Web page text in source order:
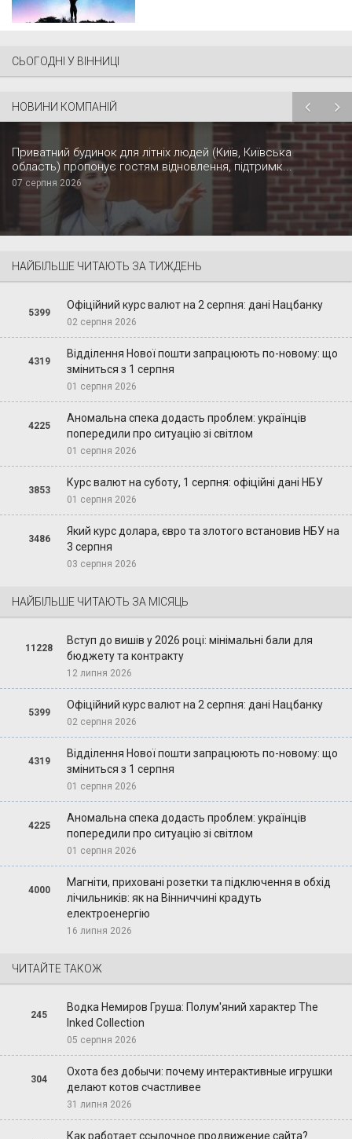
СЬОГОДНІ У ВІННИЦІ
НОВИНИ КОМПАНІЙ
Приватний будинок для літніх людей (Київ, Київська
область) пропонує гостям відновлення, підтримк...
07 серпня 2026
НАЙБІЛЬШЕ ЧИТАЮТЬ ЗА ТИЖДЕНЬ
5399
Офіційний курс валют на 2 серпня: дані Нацбанку
02 серпня 2026
4319
Відділення Нової пошти запрацюють по-новому: що
зміниться з 1 серпня
01 серпня 2026
4225
Аномальна спека додасть проблем: українців
попередили про ситуацію зі світлом
01 серпня 2026
3853
Курс валют на суботу, 1 серпня: офіційні дані НБУ
01 серпня 2026
3486
Який курс долара, євро та злотого встановив НБУ на
3 серпня
03 серпня 2026
НАЙБІЛЬШЕ ЧИТАЮТЬ ЗА МІСЯЦЬ
11228
Вступ до вишів у 2026 році: мінімальні бали для
бюджету та контракту
12 липня 2026
5399
Офіційний курс валют на 2 серпня: дані Нацбанку
02 серпня 2026
4319
Відділення Нової пошти запрацюють по-новому: що
зміниться з 1 серпня
01 серпня 2026
4225
Аномальна спека додасть проблем: українців
попередили про ситуацію зі світлом
01 серпня 2026
4000
Магніти, приховані розетки та підключення в обхід
лічильників: як на Вінниччині крадуть
електроенергію
16 липня 2026
ЧИТАЙТЕ ТАКОЖ
245
Водка Немиров Груша: Полум'яний характер The
Inked Collection
05 серпня 2026
304
Охота без добычи: почему интерактивные игрушки
делают котов счастливее
31 липня 2026
Как работает ссылочное продвижение сайта?